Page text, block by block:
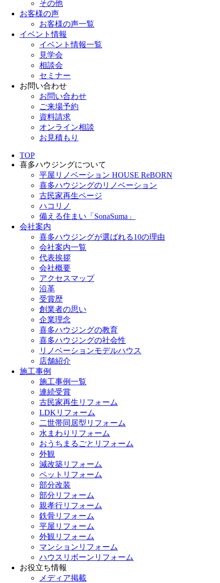
その他
お客様の声
お客様の声一覧
イベント情報
イベント情報一覧
見学会
相談会
セミナー
お問い合わせ
お問い合わせ
ご来場予約
資料請求
オンライン相談
お見積もり
TOP
喜多ハウジングについて
平屋リノベーション HOUSE ReBORN
喜多ハウジングのリノベーション
古民家再生ページ
ハコリノ
備える住まい「SonaSuma」
会社案内
喜多ハウジングが選ばれる10の理由
会社案内一覧
代表挨拶
会社概要
アクセスマップ
沿革
受賞歴
創業者の思い
企業理念
喜多ハウジングの教育
喜多ハウジングの社会性
リノベーションモデルハウス
店舗紹介
施工事例
施工事例一覧
連続受賞
古民家再生リフォーム
LDKリフォーム
二世帯同居型リフォーム
水まわりリフォーム
おうちまるごとリフォーム
外観
減改築リフォーム
ペットリフォーム
部分改装
部分リフォーム
親孝行リフォーム
鉄骨リフォーム
平屋リフォーム
外観リフォーム
マンションリフォーム
ハウスリボーンリフォーム
お役立ち情報
メディア掲載